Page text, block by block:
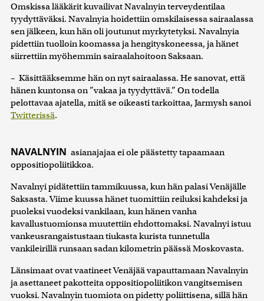
Omskissa lääkärit kuvailivat Navalnyin terveydentilaa
tyydyttäväksi. Navalnyia hoidettiin omskilaisessa sairaalassa
sen jälkeen, kun hän oli joutunut myrkytetyksi. Navalnyia
pidettiin tuolloin koomassa ja hengityskoneessa, ja hänet
siirrettiin myöhemmin sairaalahoitoon Saksaan.
– Käsittääksemme hän on nyt sairaalassa. He sanovat, että
hänen kuntonsa on ”vakaa ja tyydyttävä.” On todella
pelottavaa ajatella, mitä se oikeasti tarkoittaa, Jarmysh sanoi
Twitterissä.
NAVALNYIN asianajajaa ei ole päästetty tapaamaan
oppositiopoliitikkoa.
Navalnyi pidätettiin tammikuussa, kun hän palasi Venäjälle
Saksasta. Viime kuussa hänet tuomittiin reiluksi kahdeksi ja
puoleksi vuodeksi vankilaan, kun hänen vanha
kavallustuomionsa muutettiin ehdottomaksi. Navalnyi istuu
vankeusrangaistustaan tiukasta kurista tunnetulla
vankileirillä runsaan sadan kilometrin päässä Moskovasta.
Länsimaat ovat vaatineet Venäjää vapauttamaan Navalnyin
ja asettaneet pakotteita oppositiopoliitikon vangitsemisen
vuoksi. Navalnyin tuomiota on pidetty poliittisena, sillä hän